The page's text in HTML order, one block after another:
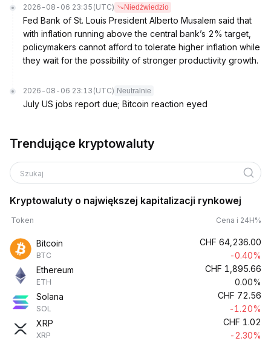
2026-08-06 23:35 (UTC) Niedźwiedzio
Fed Bank of St. Louis President Alberto Musalem said that
with inflation running above the central bank’s 2% target,
policymakers cannot afford to tolerate higher inflation while
they wait for the possibility of stronger productivity growth.
2026-08-06 23:13 (UTC) Neutralnie
July US jobs report due; Bitcoin reaction eyed
Trendujące kryptowaluty
Szukaj
Kryptowaluty o największej kapitalizacji rynkowej
Token Cena i 24H%
Bitcoin
BTC
CHF 64,236.00
-0.40%
Ethereum
ETH
CHF 1,895.66
0.00%
Solana
SOL
CHF 72.56
-1.20%
XRP
XRP
CHF 1.02
-2.30%